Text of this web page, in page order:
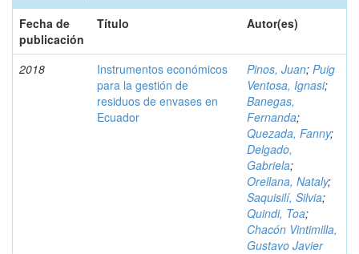
Fecha de
publicación
Título Autor(es)
2018
Instrumentos económicos
para la gestión de
residuos de envases en
Ecuador
Pinos, Juan; Puig
Ventosa, Ignasi;
Banegas,
Fernanda;
Quezada, Fanny;
Delgado,
Gabriela;
Orellana, Nataly;
Saquisilí, Silvia;
Quindi, Toa;
Chacón Vintimilla,
Gustavo Javier